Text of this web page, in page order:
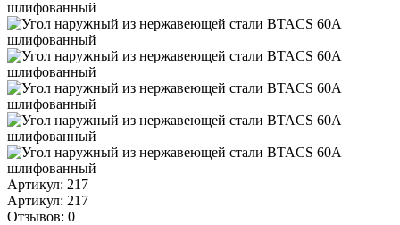
Артикул: 217
Артикул: 217
Отзывов: 0